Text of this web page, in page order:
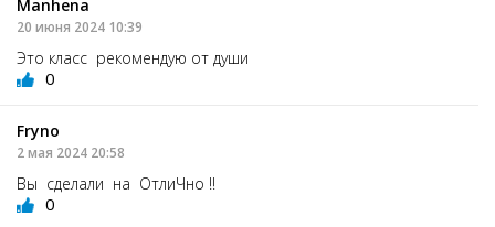
Manhena
20 июня 2024 10:39
Это класс рекомендую от души
0
Fryno
2 мая 2024 20:58
Вы сделали на ОтлиЧно !!
0